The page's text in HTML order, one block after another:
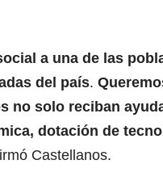
a una de las
del país.
no solo reciban
dotación de
Castellanos.